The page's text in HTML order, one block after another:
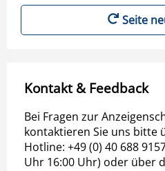
Seite
Kontakt & Feedback
Bei Fragen zur
kontaktieren Sie uns bitte
Hotline: +49 (0) 40 688
Uhr 16:00 Uhr) oder über